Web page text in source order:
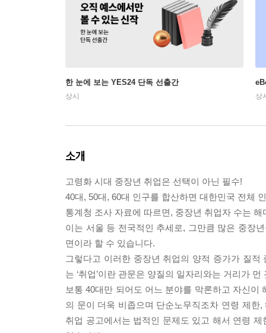
한 눈에 보는 YES24 단독 선출간
상시 상
소개
고령화 시대 중장년 취업은 선택이 아닌 필수!
40대, 50대, 60대 인구를 합산하면 대한민국 전체
통계청 조사 자료에 따르면, 중장년 취업자 수는
이는 서울 등 전국적인 추세로, 그만큼 많은 중장
면이라 할 수 있습니다.
그렇다고 이러한 중장년 취업의 양적 증가가 질
는 ‘취업’이란 관문은 양질의 일자리와는 거리가
보통 40대만 되어도 어느 분야를 막론하고 자신
의 문이 더욱 비좁으며 단순노무직조차 연령 제
취업 공고에서는 법적인 문제도 있고 해서 연령